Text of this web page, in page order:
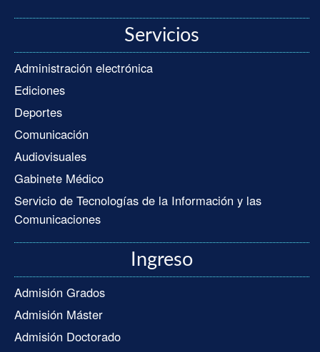
Servicios
Administración electrónica
Ediciones
Deportes
Comunicación
Audiovisuales
Gabinete Médico
Servicio de Tecnologías de la Información y las
Comunicaciones
Ingreso
Admisión Grados
Admisión Máster
Admisión Doctorado